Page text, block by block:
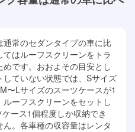
常のセダンタイプの車に比
はルーフスクリーンをトラ
です。おおよその目安とし
ていない状態では、Sサイズ
〜Lサイズのスーツケースが1
ーフスクリーンをセットし
ース1個程度しか収納でき
。各車種の収容量はレンタ